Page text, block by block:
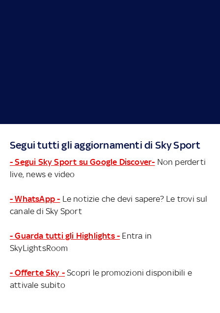
Segui tutti gli aggiornamenti di Sky Sport
- Segui Sky Sport su Google Discover- Non perderti
live, news e video
- WhatsApp - Le notizie che devi sapere? Le trovi sul
canale di Sky Sport
- Guarda tutti gli Highlights - Entra in
SkyLightsRoom
- Offerte Sky - Scopri le promozioni disponibili e
attivale subito